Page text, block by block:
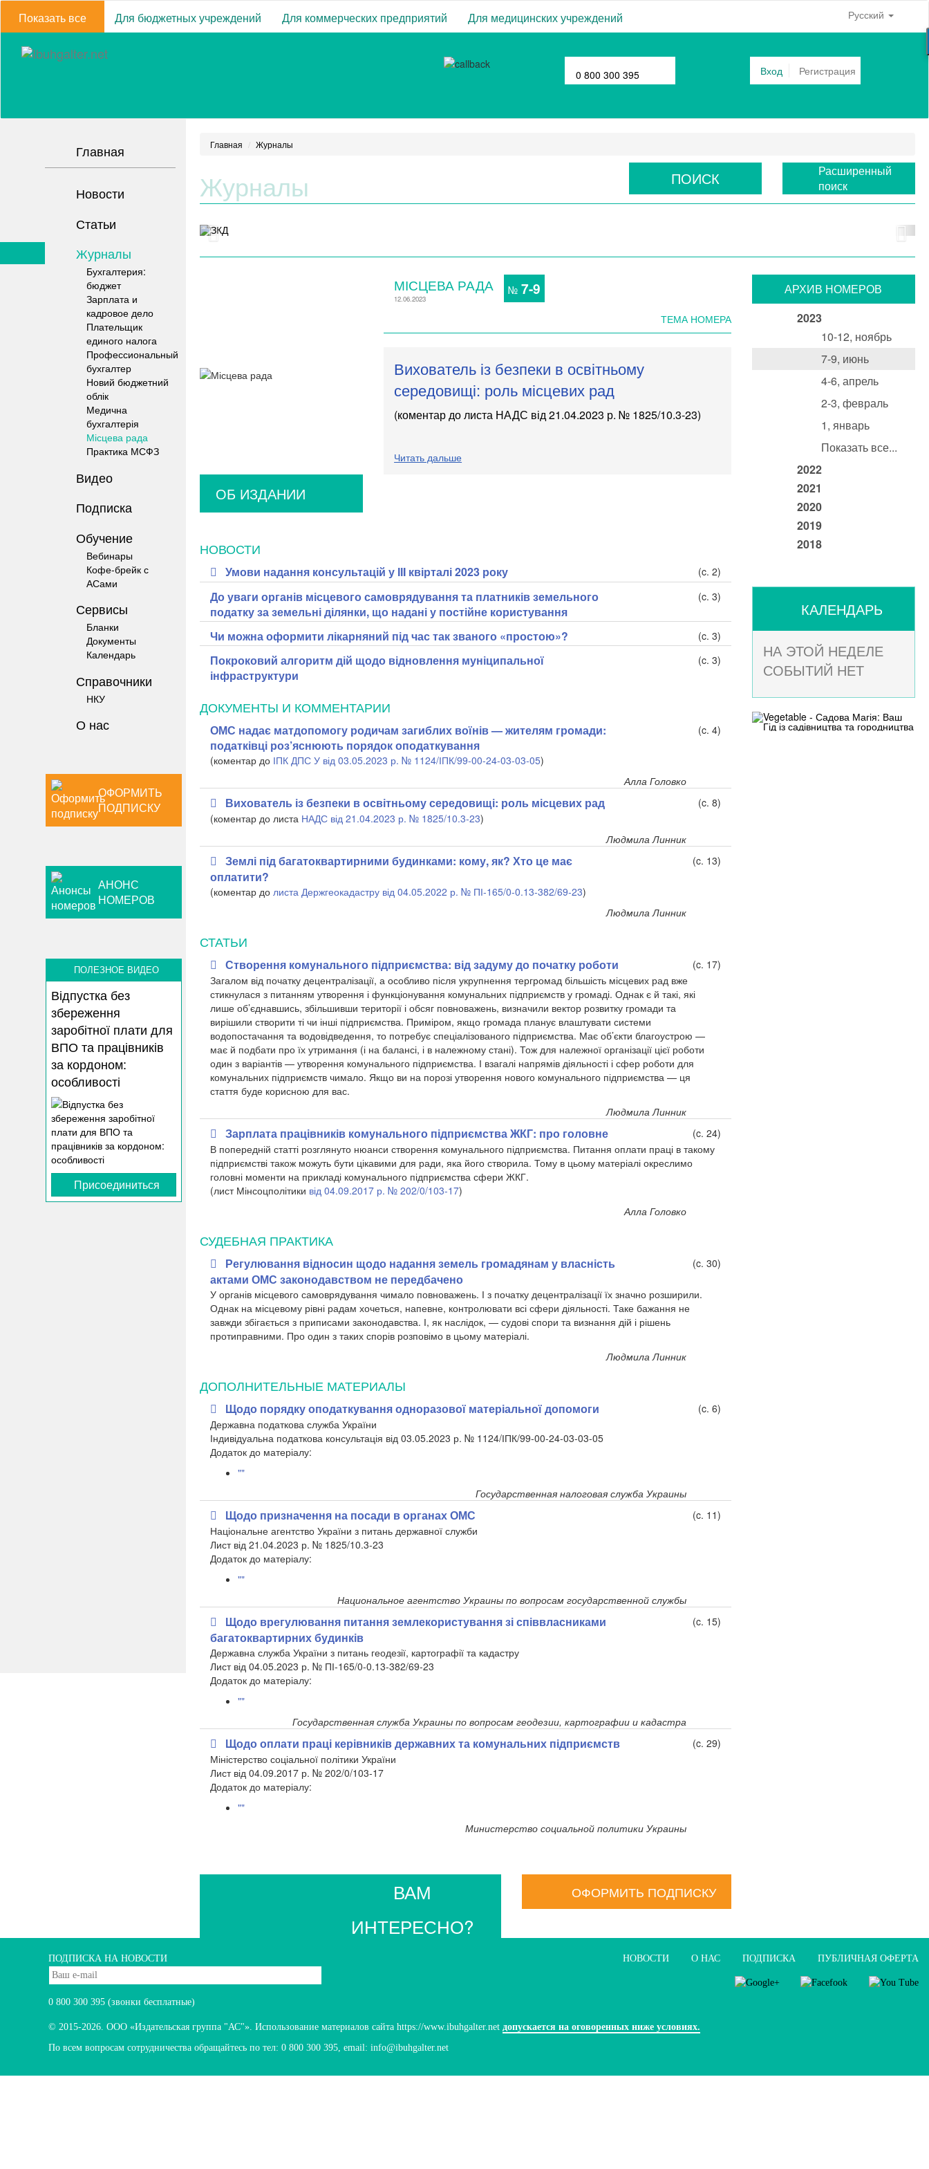
Показать все Для бюджетных учреждений Для коммерческих предприятий Для медицинских учреждений Русский
0 800 300 395 Вход Регистрация
Главная
Новости
Статьи
Журналы
Бухгалтерия:
бюджет
Зарплата и
кадровое дело
Плательщик
единого налога
Профессиональный
бухгалтер
Новий бюджетний
облік
Медична
бухгалтерія
Місцева рада
Практика МСФЗ
Видео
Подписка
Обучение
Вебинары
Кофе-брейк с
АСами
Сервисы
Бланки
Документы
Календарь
Справочники
НКУ
О нас
ОФОРМИТЬ
ПОДПИСКУ
АНОНС
НОМЕРОВ
ПОЛЕЗНОЕ ВИДЕО
Відпустка без
збереження
заробітної плати для
ВПО та працівників
за кордоном:
особливості
Присоединиться
Главная Журналы
Журналы ПОИСК
Расширенный
поиск
МІСЦЕВА РАДА
12.06.2023
№ 7-9
ТЕМА НОМЕРА
Вихователь із безпеки в освітньому
середовищі: роль місцевих рад
(коментар до листа НАДС від 21.04.2023 р. № 1825/10.3-23)
Читать дальше
ОБ ИЗДАНИИ
НОВОСТИ
Умови надання консультацій у ІІI квірталі 2023 року (c. 2)
До уваги органів місцевого самоврядування та платників земельного
податку за земельні ділянки, що надані у постійне користування
(c. 3)
Чи можна оформити лікарняний під час так званого «простою»? (c. 3)
Покроковий алгоритм дій щодо відновлення муніципальної
інфраструктури
(c. 3)
ДОКУМЕНТЫ И КОММЕНТАРИИ
ОМС надає матдопомогу родичам загиблих воїнів — жителям громади:
податківці роз’яснюють порядок оподаткування
(c. 4)
(коментар до ІПК ДПС У від 03.05.2023 р. № 1124/ІПК/99-00-24-03-03-05)
Алла Головко
Вихователь із безпеки в освітньому середовищі: роль місцевих рад
(c. 8)
(коментар до листа НАДС від 21.04.2023 р. № 1825/10.3-23)
Людмила Линник
Землі під багатоквартирними будинками: кому, як? Хто це має
оплатити?
(c. 13)
(коментар до листа Держгеокадастру від 04.05.2022 р. № ПІ-165/0-0.13-382/69-23)
Людмила Линник
СТАТЬИ
Створення комунального підприємства: від задуму до початку роботи
(c. 17)
Загалом від початку децентралізації, а особливо після укрупнення тергромад більшість місцевих рад вже
стикнулася з питанням утворення і функціонування комунальних підприємств у громаді. Однак є й такі, які
лише об’єднавшись, збільшивши території і обсяг повноважень, визначили вектор розвитку громади та
вирішили створити ті чи інші підприємства. Приміром, якщо громада планує влаштувати системи
водопостачання та водовідведення, то потребує спеціалізованого підприємства. Має об’єкти благоустрою —
має й подбати про їх утримання (і на балансі, і в належному стані). Тож для належної організації цієї роботи
один з варіантів — утворення комунального підприємства. І взагалі напрямів діяльності і сфер роботи для
комунальних підприємств чимало. Якщо ви на порозі утворення нового комунального підприємства — ця
стаття буде корисною для вас.
Людмила Линник
Зарплата працівників комунального підприємства ЖКГ: про головне
(c. 24)
В попередній статті розглянуто нюанси створення комунального підприємства. Питання оплати праці в такому
підприємстві також можуть бути цікавими для ради, яка його створила. Тому в цьому матеріалі окреслимо
головні моменти на прикладі комунального підприємства сфери ЖКГ.
(лист Мінсоцполітики від 04.09.2017 р. № 202/0/103-17)
Алла Головко
СУДЕБНАЯ ПРАКТИКА
Регулювання відносин щодо надання земель громадянам у власність
актами ОМС законодавством не передбачено
(c. 30)
У органів місцевого самоврядування чимало повноважень. І з початку децентралізації їх значно розширили.
Однак на місцевому рівні радам хочеться, напевне, контролювати всі сфери діяльності. Таке бажання не
завжди збігається з приписами законодавства. І, як наслідок, — судові спори та визнання дій і рішень
протиправними. Про один з таких спорів розповімо в цьому матеріалі.
Людмила Линник
ДОПОЛНИТЕЛЬНЫЕ МАТЕРИАЛЫ
Щодо порядку оподаткування одноразової матеріальної допомоги
(c. 6)
Державна податкова служба України
​Індивідуальна податкова консультація від 03.05.2023 р. № 1124/ІПК/99-00-24-03-03-05
Додаток до матеріалу:
""
Государственная налоговая служба Украины
Щодо призначення на посади в органах ОМС
(c. 11)
Національне агентство України з питань державної служби
​Лист від 21.04.2023 р. № 1825/10.3-23
Додаток до матеріалу:
""
Национальное агентство Украины по вопросам государственной службы
Щодо врегулювання питання землекористування зі співвласниками
багатоквартирних будинків
(c. 15)
Державна служба України з питань геодезії, картографії та кадастру
​Лист від 04.05.2023 р. № ПІ-165/0-0.13-382/69-23
Додаток до матеріалу:
""
Государственная служба Украины по вопросам геодезии, картографии и кадастра
Щодо оплати праці керівників державних та комунальних підприємств
(c. 29)
Міністерство соціальної політики України
Лист від 04.09.2017 р. № 202/0/103-17
​Додаток до матеріалу:
""
Министерство социальной политики Украины
ВАМ
ИНТЕРЕСНО?
ОФОРМИТЬ ПОДПИСКУ
АРХИВ НОМЕРОВ
2023
10-12, ноябрь
7-9, июнь
4-6, апрель
2-3, февраль
1, январь
Показать все...
2022
2021
2020
2019
2018
КАЛЕНДАРЬ
НА ЭТОЙ НЕДЕЛЕ
СОБЫТИЙ НЕТ
ПОДПИСКА НА НОВОСТИ
0 800 300 395 (звонки бесплатные)
НОВОСТИ О НАС ПОДПИСКА ПУБЛИЧНАЯ ОФЕРТА
© 2015-2026. ООО «Издательская группа "АС"». Использование материалов сайта https://www.ibuhgalter.net допускается на оговоренных ниже условиях.
По всем вопросам сотрудничества обращайтесь по тел: 0 800 300 395, email: info@ibuhgalter.net